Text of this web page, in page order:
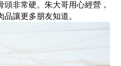
非常硬。朱大哥用心經營，
品讓更多朋友知道。